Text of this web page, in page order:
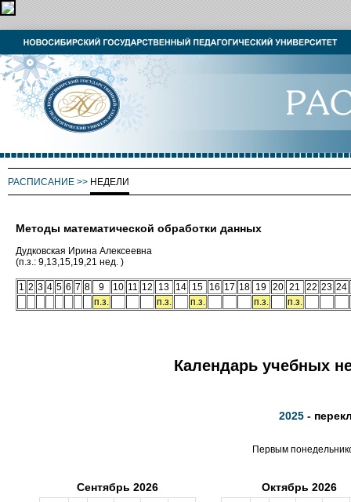
РАСПИСАНИЕ >> НЕДЕЛИ
Методы математической обработки данных
Дудковская Ирина Алексеевна
(п.з.: 9,13,15,19,21 нед. )
1 2 3 4 5 6 7 8 9 10 11 12 13 14 15 16 17 18 19 20 21 22 23 24
п.з.
п.з. п.з. п.з. п.з.
Календарь учебных
2025 -
Первым
Сентябрь 2026 Октябрь 2026